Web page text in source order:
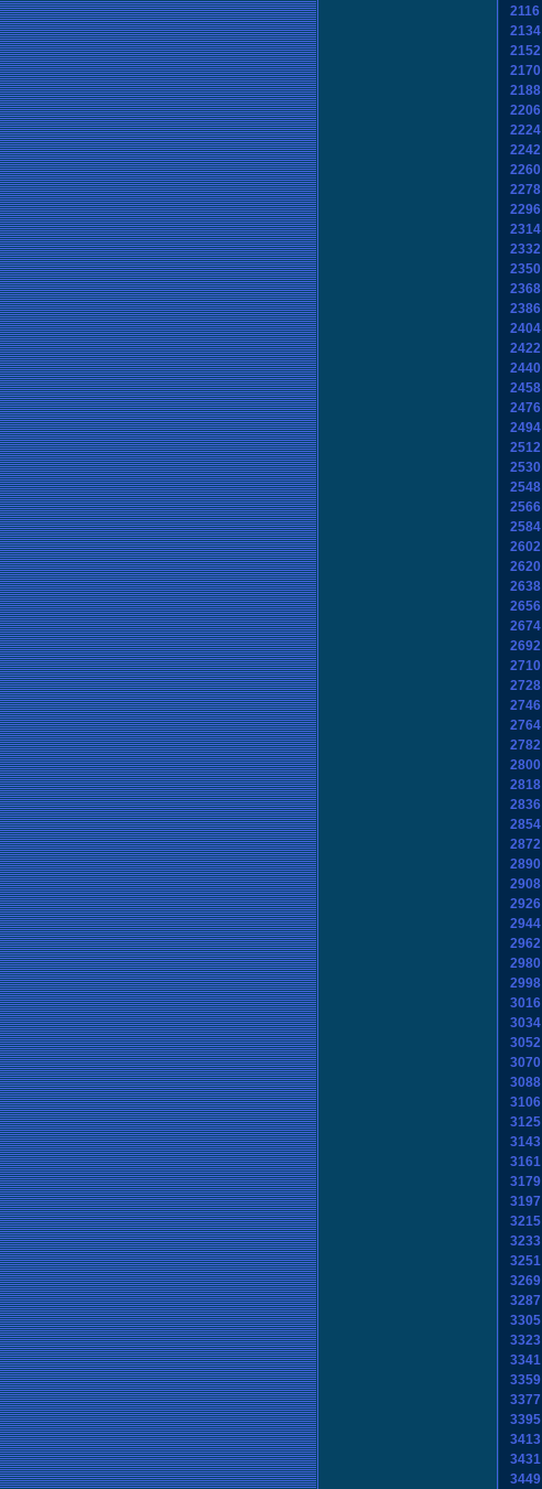
2116
2134
2152
2170
2188
2206
2224
2242
2260
2278
2296
2314
2332
2350
2368
2386
2404
2422
2440
2458
2476
2494
2512
2530
2548
2566
2584
2602
2620
2638
2656
2674
2692
2710
2728
2746
2764
2782
2800
2818
2836
2854
2872
2890
2908
2926
2944
2962
2980
2998
3016
3034
3052
3070
3088
3106
3125
3143
3161
3179
3197
3215
3233
3251
3269
3287
3305
3323
3341
3359
3377
3395
3413
3431
3449